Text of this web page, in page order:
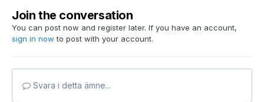
Join the conversation
You can post now and register later. If you have an account,
sign in now to post with your account.
Svara i detta ämne...